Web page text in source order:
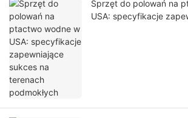
Sprzęt do polowań na
USA: specyfikacje